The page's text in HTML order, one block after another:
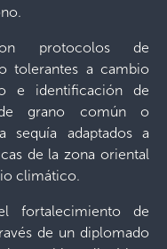
protocolos de
tolerantes a cambio
e identificación de
grano común o
sequía adaptados a
de la zona oriental
climático.
fortalecimiento de
de un diplomado